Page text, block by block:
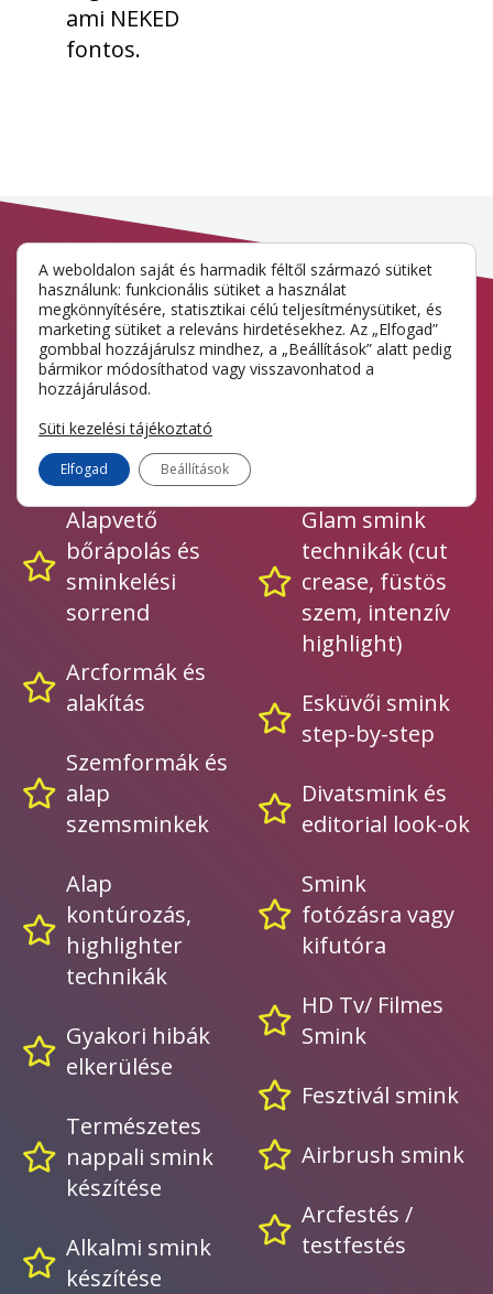
ami NEKED
fontos.
Amit megtanulhatsz
Kezdőknek
Alapvető
bőrápolás és
sminkelési
sorrend
Arcformák és
alakítás
Szemformák és
alap
szemsminkek
Alap
kontúrozás,
highlighter
technikák
Gyakori hibák
elkerülése
Természetes
nappali smink
készítése
Alkalmi smink
készítése
Glam smink
technikák (cut
crease, füstös
szem, intenzív
highlight)
Esküvői smink
step-by-step
Divatsmink és
editorial look-ok
Smink
fotózásra vagy
kifutóra
HD Tv/ Filmes
Smink
Fesztivál smink
Airbrush smink
Arcfestés /
testfestés
A weboldalon saját és harmadik féltől származó sütiket
használunk: funkcionális sütiket a használat
megkönnyítésére, statisztikai célú teljesítménysütiket, és
marketing sütiket a releváns hirdetésekhez. Az „Elfogad”
gombbal hozzájárulsz mindhez, a „Beállítások” alatt pedig
bármikor módosíthatod vagy visszavonhatod a
hozzájárulásod.
Süti kezelési tájékoztató
Elfogad Beállítások